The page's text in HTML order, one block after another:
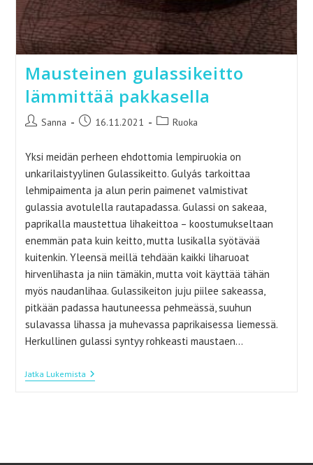
Mausteinen gulassikeitto
lämmittää pakkasella
Artikkelin
Sanna
Artikkeli16.11.2021
Artikkelin
Ruoka
Yksi meidän perheen ehdottomia lempiruokia on
unkarilaistyylinen Gulassikeitto. Gulyás tarkoittaa
lehmipaimenta ja alun perin paimenet valmistivat
gulassia avotulella rautapadassa. Gulassi on sakeaa,
paprikalla maustettua lihakeittoa – koostumukseltaan
enemmän pata kuin keitto, mutta lusikalla syötävää
kuitenkin. Yleensä meillä tehdään kaikki liharuoat
hirvenlihasta ja niin tämäkin, mutta voit käyttää tähän
myös naudanlihaa. Gulassikeiton juju piilee sakeassa,
pitkään padassa hautuneessa pehmeässä, suuhun
sulavassa lihassa ja muhevassa paprikaisessa liemessä.
Herkullinen gulassi syntyy rohkeasti maustaen…
Jatka LukemistaMausteinen
Gulassikeitto